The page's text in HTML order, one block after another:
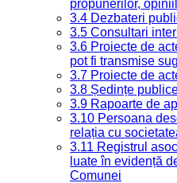
propunerilor,
3.4 Dezbateri
3.5 Consultari
3.6 Proiecte de
pot fi transmise
3.7 Proiecte de
3.8 Ședințe
3.9 Rapoarte de
3.10 Persoana
relația cu
3.11 Registrul
luate în evidență
Comunei